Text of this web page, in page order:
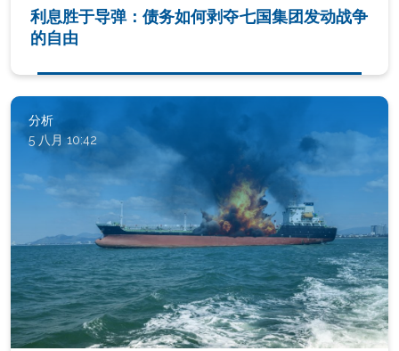
利息胜于导弹：债务如何剥夺七国集团发动战争
的自由
分析
5 八月 10:42